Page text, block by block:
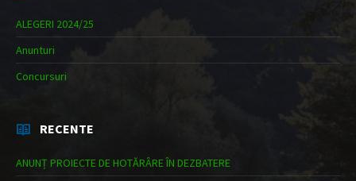
ALEGERI 2024/25
Anunturi
Concursuri
RECENTE
ANUNȚ PROIECTE DE HOTĂRÂRE ÎN DEZBATERE